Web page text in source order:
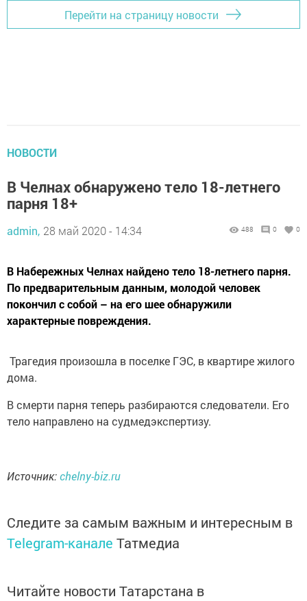
Перейти на страницу новости
НОВОСТИ
В Челнах обнаружено тело 18-летнего
парня 18+
admin, 28 май 2020 - 14:34 488 0 0
В Набережных Челнах найдено тело 18-летнего парня.
По предварительным данным, молодой человек
покончил с собой – на его шее обнаружили
характерные повреждения.
Трагедия произошла в поселке ГЭС, в квартире жилого
дома.
В смерти парня теперь разбираются следователи. Его
тело направлено на судмедэкспертизу.
Источник:chelny-biz.ru
Следите за самым важным и интересным в
Telegram-канале Татмедиа
Читайте новости Татарстана в